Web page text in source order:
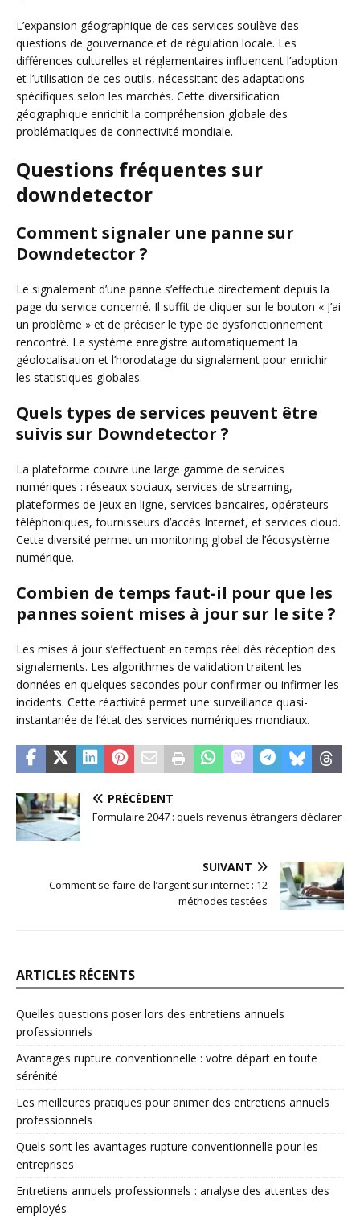
L’expansion géographique de ces services soulève des
questions de gouvernance et de régulation locale. Les
différences culturelles et réglementaires influencent l’adoption
et l’utilisation de ces outils, nécessitant des adaptations
spécifiques selon les marchés. Cette diversification
géographique enrichit la compréhension globale des
problématiques de connectivité mondiale.
Questions fréquentes sur
downdetector
Comment signaler une panne sur
Downdetector ?
Le signalement d’une panne s’effectue directement depuis la
page du service concerné. Il suffit de cliquer sur le bouton « J’ai
un problème » et de préciser le type de dysfonctionnement
rencontré. Le système enregistre automatiquement la
géolocalisation et l’horodatage du signalement pour enrichir
les statistiques globales.
Quels types de services peuvent être
suivis sur Downdetector ?
La plateforme couvre une large gamme de services
numériques : réseaux sociaux, services de streaming,
plateformes de jeux en ligne, services bancaires, opérateurs
téléphoniques, fournisseurs d’accès Internet, et services cloud.
Cette diversité permet un monitoring global de l’écosystème
numérique.
Combien de temps faut-il pour que les
pannes soient mises à jour sur le site ?
Les mises à jour s’effectuent en temps réel dès réception des
signalements. Les algorithmes de validation traitent les
données en quelques secondes pour confirmer ou infirmer les
incidents. Cette réactivité permet une surveillance quasi-
instantanée de l’état des services numériques mondiaux.
PRÉCÉDENT
Formulaire 2047 : quels revenus étrangers déclarer
SUIVANT
Comment se faire de l’argent sur internet : 12
méthodes testées
ARTICLES RÉCENTS
Quelles questions poser lors des entretiens annuels
professionnels
Avantages rupture conventionnelle : votre départ en toute
sérénité
Les meilleures pratiques pour animer des entretiens annuels
professionnels
Quels sont les avantages rupture conventionnelle pour les
entreprises
Entretiens annuels professionnels : analyse des attentes des
employés